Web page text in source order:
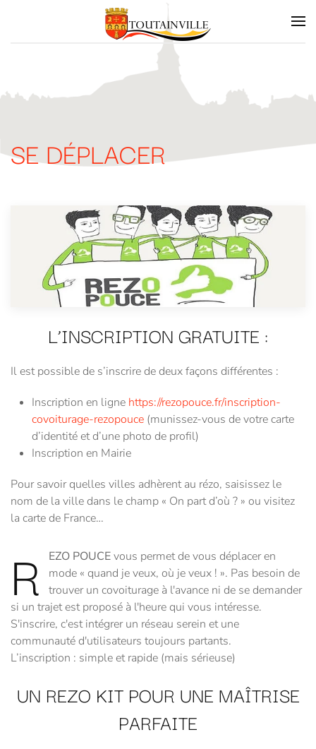
Skip to main content
SE DÉPLACER
L’INSCRIPTION GRATUITE :
Il est possible de s’inscrire de deux façons différentes :
Inscription en ligne https://rezopouce.fr/inscription-
covoiturage-rezopouce (munissez-vous de votre carte
d’identité et d’une photo de profil)
Inscription en Mairie
Pour savoir quelles villes adhèrent au rézo, saisissez le
nom de la ville dans le champ « On part d’où ? » ou visitez
la carte de France…
R EZO POUCEvous permet de vous déplacer en
mode « quand je veux, où je veux ! ». Pas besoin de
trouver un covoiturage à l'avance ni de se demander
si un trajet est proposé à l'heure qui vous intéresse.
S'inscrire, c'est intégrer un réseau serein et une
communauté d'utilisateurs toujours partants.
L’inscription : simple et rapide (mais sérieuse)
UN REZO KIT POUR UNE MAÎTRISE
PARFAITE